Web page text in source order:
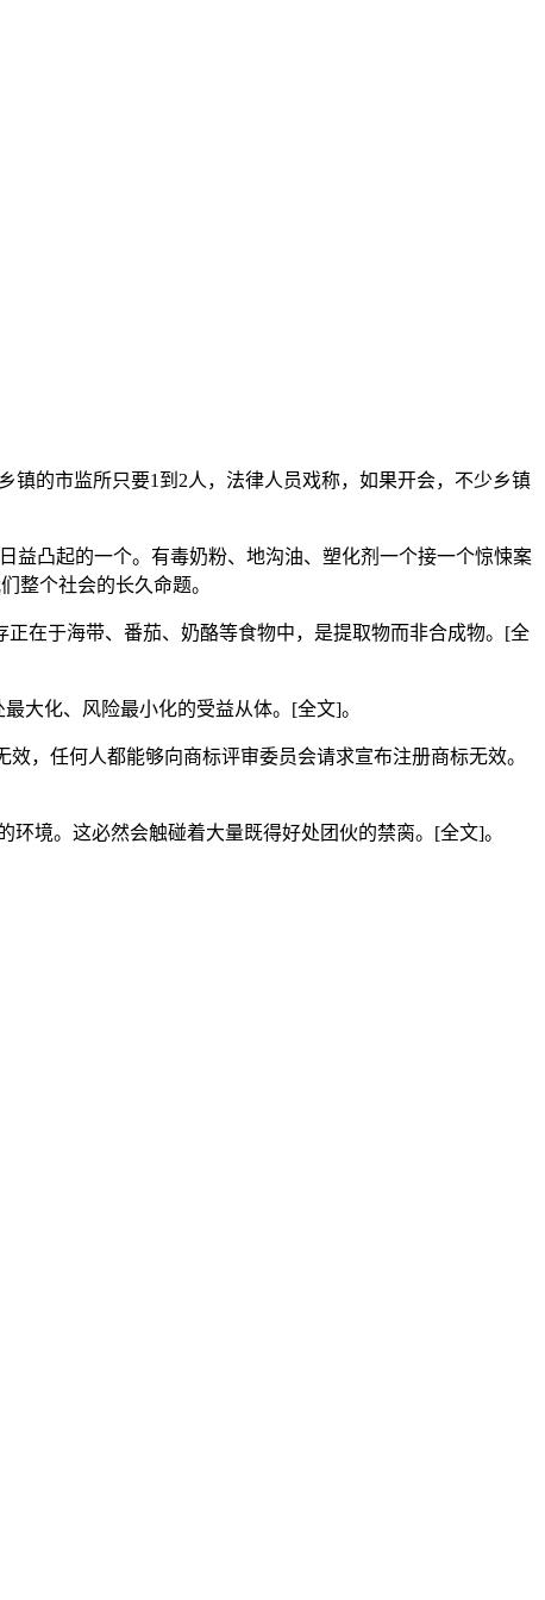
的市监所只要1到2人，法律人员戏称，如果开会，不少乡镇
凸起的一个。有毒奶粉、地沟油、塑化剂一个接一个惊悚案
整个社会的长久命题。
在于海带、番茄、奶酪等食物中，是提取物而非合成物。[全
化、风险最小化的受益从体。[全文]。
任何人都能够向商标评审委员会请求宣布注册商标无效。
境。这必然会触碰着大量既得好处团伙的禁脔。[全文]。